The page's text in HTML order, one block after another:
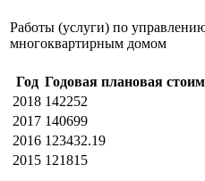
Работы (услуги) по
многоквартирным домом
Год Годовая плановая
2018 142252
2017 140699
2016 123432.19
2015 121815